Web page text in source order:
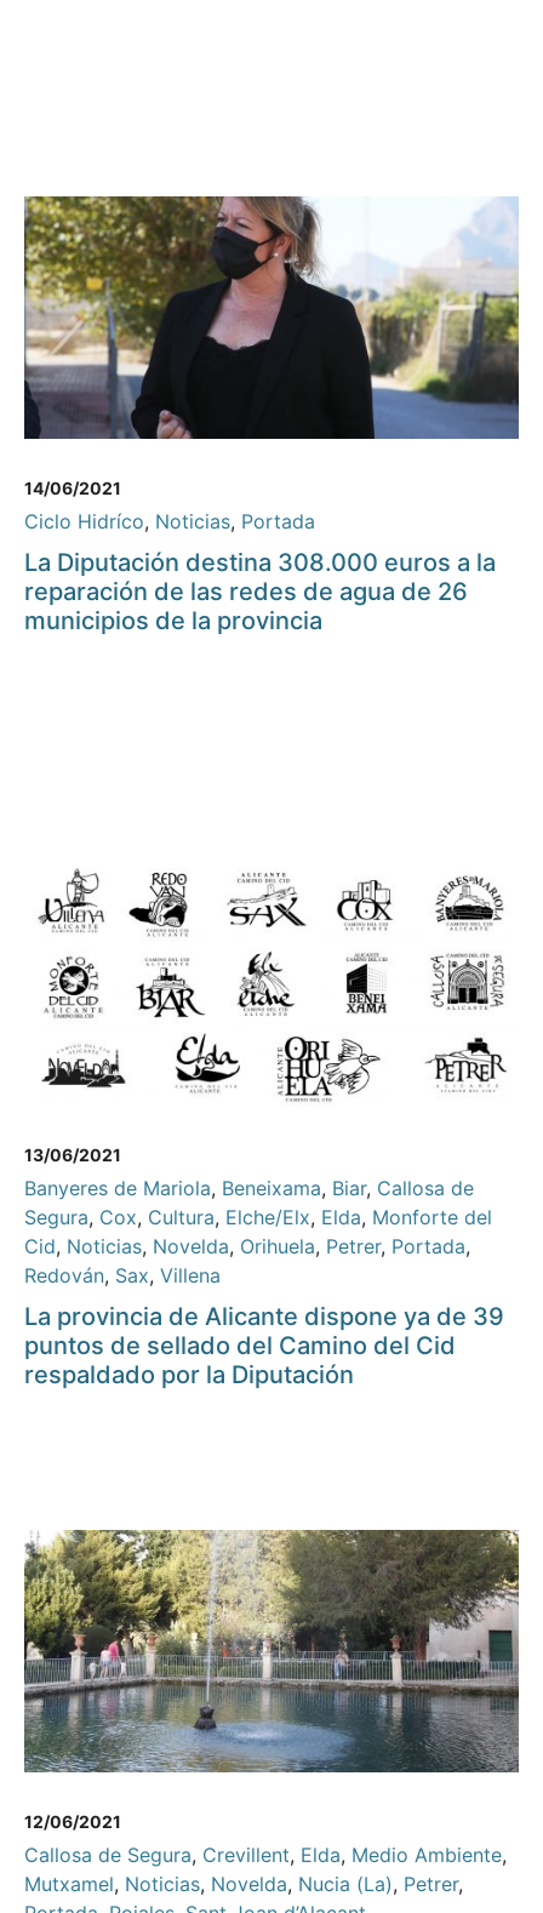
14/06/2021
Ciclo Hidríco, Noticias, Portada
La Diputación destina 308.000 euros a la
reparación de las redes de agua de 26
municipios de la provincia
13/06/2021
Banyeres de Mariola, Beneixama, Biar, Callosa de
Segura, Cox, Cultura, Elche/Elx, Elda, Monforte del
Cid, Noticias, Novelda, Orihuela, Petrer, Portada,
Redován, Sax, Villena
La provincia de Alicante dispone ya de 39
puntos de sellado del Camino del Cid
respaldado por la Diputación
12/06/2021
Callosa de Segura, Crevillent, Elda, Medio Ambiente,
Mutxamel, Noticias, Novelda, Nucia (La), Petrer,